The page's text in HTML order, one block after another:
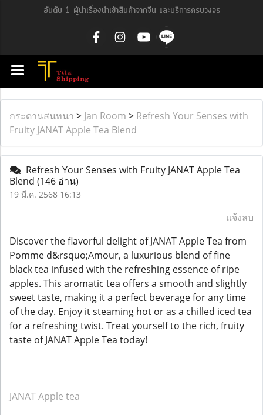
อันดับ 1 ผู้นำเรื่องนำเข้าสินค้าจากจีน และบริการครบวงจร
กระดานสนทนา > Jan Room > Refresh Your Senses with
Fruity JANAT Apple Tea Blend
Refresh Your Senses with Fruity JANAT Apple Tea
Blend (146 อ่าน)
19 มี.ค. 2568 16:13
แจ้งลบ
Discover the flavorful delight of JANAT Apple Tea from
Pomme d&rsquo;Amour, a luxurious blend of fine
black tea infused with the refreshing essence of ripe
apples. This aromatic tea offers a smooth and slightly
sweet taste, making it a perfect beverage for any time
of the day. Enjoy it steaming hot or as a chilled iced tea
for a refreshing twist. Treat yourself to the rich, fruity
taste of JANAT Apple Tea today!
JANAT Apple tea